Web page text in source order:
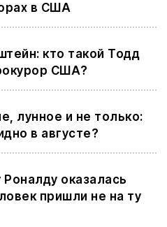
в США
кто такой Тодд
США?
лунное и не только:
в августе?
оказалась
пришли не на ту